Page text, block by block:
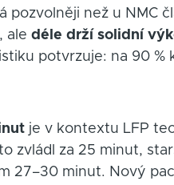
pozvolněji než u NMC
aledéle drží solidní
potvrzuje: na 90 %
je v kontextu LFP
zvládl za 25 minut,
27–30 minut. Nový